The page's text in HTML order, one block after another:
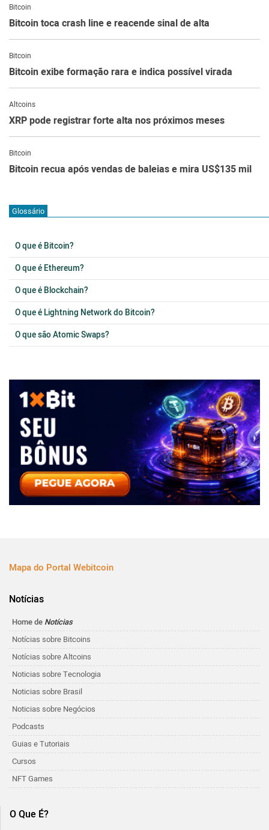
Bitcoin
Bitcoin toca crash line e reacende sinal de alta
Bitcoin
Bitcoin exibe formação rara e indica possível virada
Altcoins
XRP pode registrar forte alta nos próximos meses
Bitcoin
Bitcoin recua após vendas de baleias e mira US$135 mil
Glossário
O que é Bitcoin?
O que é Ethereum?
O que é Blockchain?
O que é Lightning Network do Bitcoin?
O que são Atomic Swaps?
Mapa do Portal Webitcoin
Notícias
Home de Notícias
Notícias sobre Bitcoins
Notícias sobre Altcoins
Noticias sobre Tecnologia
Noticias sobre Brasil
Noticias sobre Negócios
Podcasts
Guias e Tutoriais
Cursos
NFT Games
O Que É?